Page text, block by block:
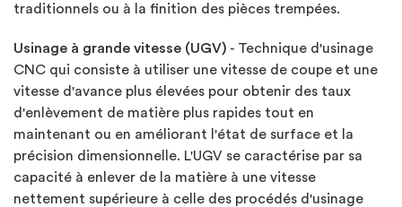
traditionnels ou à la finition des pièces trempées.
Usinage à grande vitesse (UGV) - Technique d'usinage
CNC qui consiste à utiliser une vitesse de coupe et une
vitesse d'avance plus élevées pour obtenir des taux
d'enlèvement de matière plus rapides tout en
maintenant ou en améliorant l'état de surface et la
précision dimensionnelle. L'UGV se caractérise par sa
capacité à enlever de la matière à une vitesse
nettement supérieure à celle des procédés d'usinage